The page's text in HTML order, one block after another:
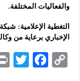
والفعاليات المختلفة.
التغطية الإعلامية:
الإخباري برعاية من
C
F
T